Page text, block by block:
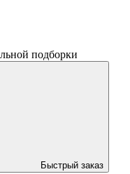
подборки
Быстрый заказ